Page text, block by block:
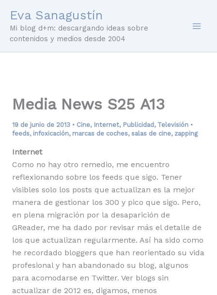
contenido
Eva Sanagustín
Mi blog d+m: descargando ideas sobre
contenidos y medios desde 2004
Media News S25 A13
19 de junio de 2013 • Cine, Internet, Publicidad , Televisión•
feeds, infoxicación, marcas de coches, salas de cine, zapping
Internet
Como no hay otro remedio, me encuentro
reflexionando sobre los feeds que sigo. Tener
visibles solo los posts que actualizan es la mejor
manera de gestionar los 300 y pico que sigo. Pero,
en plena migración por la desaparición de
GReader, me ha dado por revisar más el detalle de
los que actualizan regularmente. Así ha sido como
he recordado bloggers que han reorientado su vida
profesional y han abandonado su blog, algunos
para acomodarse en Twitter. Ver blogs sin
actualizar de 2012 es, digamos, menos